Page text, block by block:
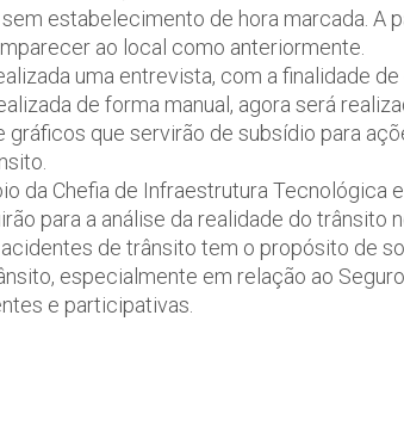
estabelecimento de hora marcada. A
ao local como anteriormente.
uma entrevista, com a finalidade
de forma manual, agora será
que servirão de subsídio para
da Chefia de Infraestrutura Tecnológica
para a análise da realidade do trânsito
de trânsito tem o propósito de
especialmente em relação ao
e participativas.